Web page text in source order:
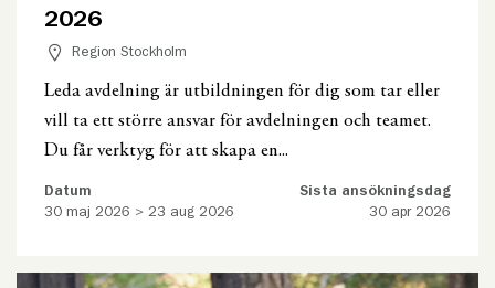
2026
Region Stockholm
Leda avdelning är utbildningen för dig som tar eller
vill ta ett större ansvar för avdelningen och teamet.
Du får verktyg för att skapa en...
Datum
30 maj 2026 > 23 aug 2026
Sista ansökningsdag
30 apr 2026